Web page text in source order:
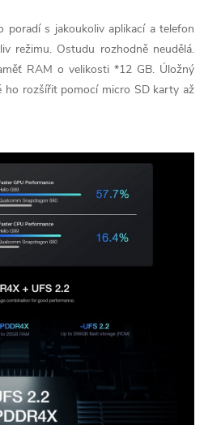
poradí s jakoukoliv aplikací a telefon
režimu. Ostudu rozhodně neudělá.
RAM o velikosti *12 GB. Úložný
ho rozšířit pomocí micro SD karty až